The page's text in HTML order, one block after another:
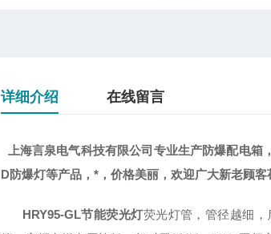
详细介绍 在线留言
上海言泉电气科技有限公司专业生产防爆配电
D防爆灯等产品，*，价格美丽，欢迎广大新老顾客
HRY95-GL节能荧光灯荧光灯管，管径越细